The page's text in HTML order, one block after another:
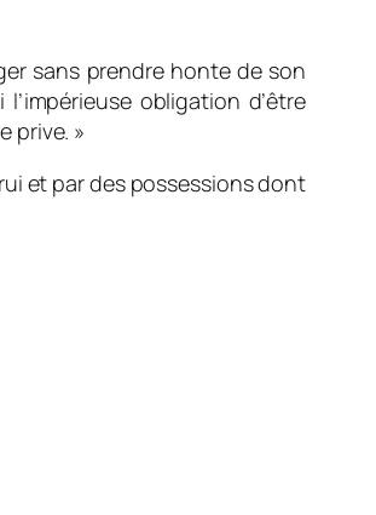
sans prendre honte de son
obligation d’être
prive. »
et par des possessions dont